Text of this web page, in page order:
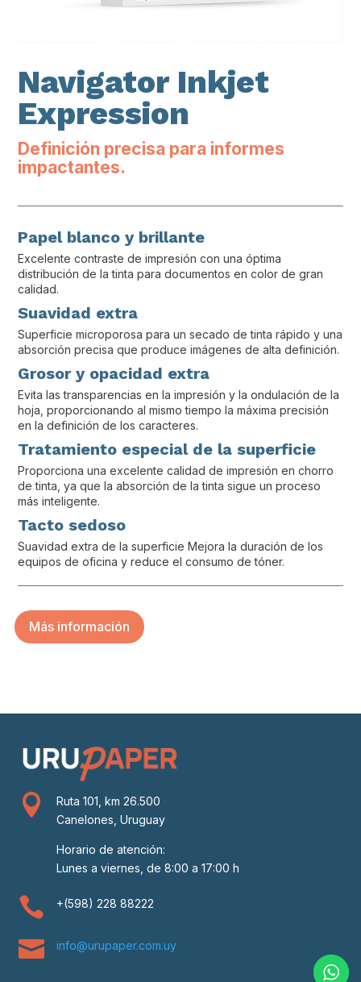
Navigator Inkjet
Expression
Definición precisa para informes
impactantes.
Papel blanco y brillante
Excelente contraste de impresión con una óptima
distribución de la tinta para documentos en color de gran
calidad.
Suavidad extra
Superficie microporosa para un secado de tinta rápido y una
absorción precisa que produce imágenes de alta definición.
Grosor y opacidad extra
Evita las transparencias en la impresión y la ondulación de la
hoja, proporcionando al mismo tiempo la máxima precisión
en la definición de los caracteres.
Tratamiento especial de la superficie
Proporciona una excelente calidad de impresión en chorro
de tinta, ya que la absorción de la tinta sigue un proceso
más inteligente.
Tacto sedoso
Suavidad extra de la superficie Mejora la duración de los
equipos de oficina y reduce el consumo de tóner.
Más información

Ruta 101, km 26.500
Canelones, Uruguay
Horario de atención:
Lunes a viernes, de 8:00 a 17:00 h
 +(598) 228 88222
 info@urupaper.com.uy